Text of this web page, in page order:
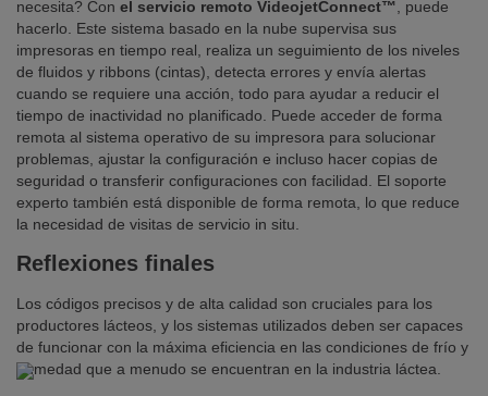
necesita? Con el servicio remoto VideojetConnect™ , puede
hacerlo. Este sistema basado en la nube supervisa sus
impresoras en tiempo real, realiza un seguimiento de los niveles
de fluidos y ribbons (cintas), detecta errores y envía alertas
cuando se requiere una acción, todo para ayudar a reducir el
tiempo de inactividad no planificado. Puede acceder de forma
remota al sistema operativo de su impresora para solucionar
problemas, ajustar la configuración e incluso hacer copias de
seguridad o transferir configuraciones con facilidad. El soporte
experto también está disponible de forma remota, lo que reduce
la necesidad de visitas de servicio in situ.
Reflexiones finales
Los códigos precisos y de alta calidad son cruciales para los
productores lácteos, y los sistemas utilizados deben ser capaces
de funcionar con la máxima eficiencia en las condiciones de frío y
humedad que a menudo se encuentran en la industria láctea.